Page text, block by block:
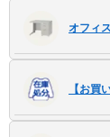
オフィ
【お買